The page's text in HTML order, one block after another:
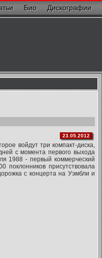
Био Дискографии
23.05.2012
войдут три компакт-диска,
с момента первого выхода
1988 - первый коммерческий
поклонников присутствовала
с концерта на Уэмбли и